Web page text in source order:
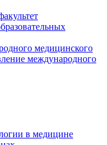
медицинского
международного
в медицине